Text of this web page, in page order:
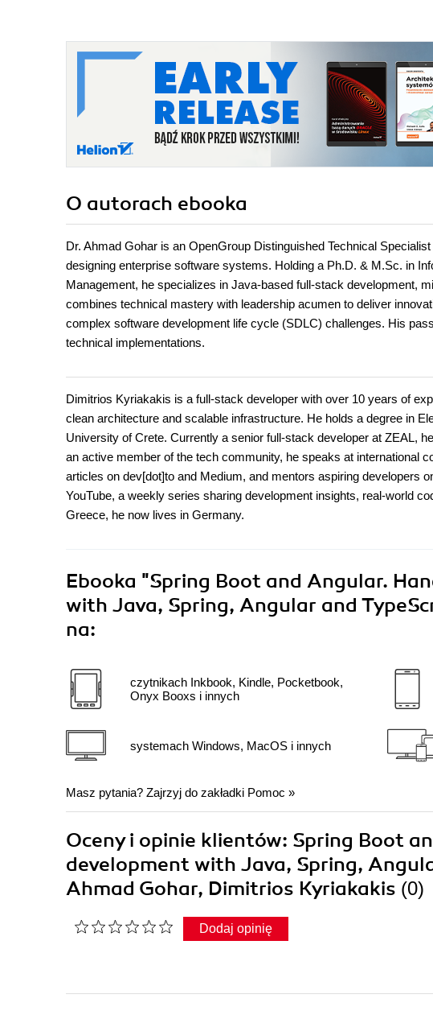
O autorach ebooka
Dr. Ahmad Gohar is an OpenGroup Distinguished Technical
designing enterprise software systems. Holding a Ph.D. & M.Sc. in
Management, he specializes in Java-based full-stack development,
combines technical mastery with leadership acumen to deliver
complex software development life cycle (SDLC) challenges. His
technical implementations.
Dimitrios Kyriakakis is a full-stack developer with over 10 years of
clean architecture and scalable infrastructure. He holds a degree in
University of Crete. Currently a senior full-stack developer at ZEAL,
an active member of the tech community, he speaks at international
articles on dev[dot]to and Medium, and mentors aspiring developers
YouTube, a weekly series sharing development insights, real-world
Greece, he now lives in Germany.
Ebooka "Spring Boot and Angular.
with Java, Spring, Angular and
na:
czytnikach Inkbook, Kindle, Pocketbook,
Onyx Booxs i innych
systemach Windows, MacOS i innych
Masz pytania? Zajrzyj do zakładki Pomoc »
Oceny i opinie klientów: Spring Boot
development with Java, Spring,
Ahmad Gohar, Dimitrios Kyriakakis (0)
Dodaj opinię